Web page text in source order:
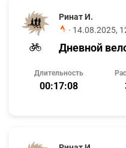
Ринат И.
· 14.08.2025,
Дневной
Длительность
00:17:08